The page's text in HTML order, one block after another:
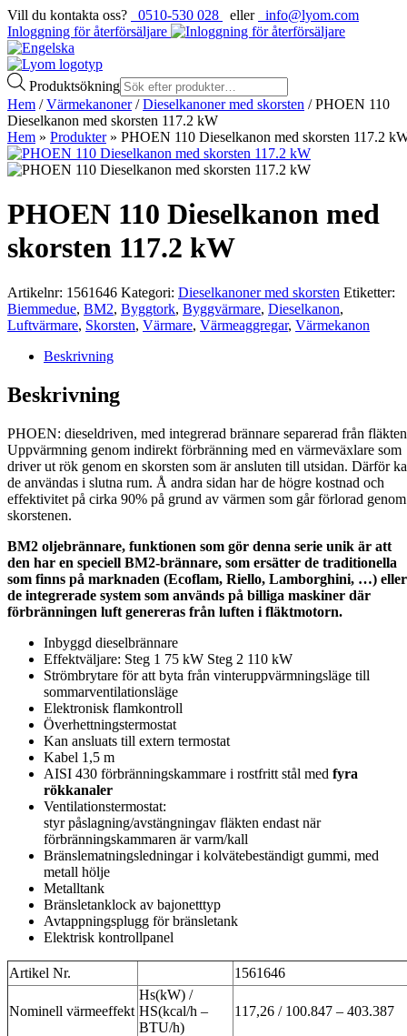
Vill du kontakta oss? 0510-530 028 eller
info@lyom.com
Inloggning för återförsäljare
Produktsökning
Hem /Värmekanoner/Dieselkanoner med skorsten / PHOEN 110
Dieselkanon med skorsten 117.2 kW
Hem » Produkter» PHOEN 110 Dieselkanon med skorsten 117.2
PHOEN 110 Dieselkanon med
skorsten 117.2 kW
Artikelnr: 1561646 Kategori: Dieselkanoner med skorsten Etiketter:
Biemmedue, BM2, Byggtork, Byggvärmare, Dieselkanon,
Luftvärmare, Skorsten, Värmare, Värmeaggregar, Värmekanon
Beskrivning
Beskrivning
PHOEN: dieseldriven, med integrerad brännare separerad från
Uppvärmning genom indirekt förbränning med en värmeväxlare som
driver ut rök genom en skorsten som är ansluten till utsidan. Därför
de användas i slutna rum. Å andra sidan har de högre kostnad och
effektivitet på cirka 90% på grund av värmen som går förlorad genom
skorstenen.
BM2 oljebrännare, funktionen som gör denna serie unik är att
den har en speciell BM2-brännare, som ersätter de traditionella
som finns på marknaden (Ecoflam, Riello, Lamborghini, …) eller
de integrerade system som används på billiga maskiner där
förbränningen luft genereras från luften i fläktmotorn.
Inbyggd dieselbrännare
Effektväljare: Steg 1 75 kW Steg 2 110 kW
Strömbrytare för att byta från vinteruppvärmningsläge till
sommarventilationsläge
Elektronisk flamkontroll
Överhettningstermostat
Kan ansluats till extern termostat
Kabel 1,5 m
AISI 430 förbränningskammare i rostfritt stål med fyra
rökkanaler
Ventilationstermostat:
styr påslagning/avstängningav fläkten endast när
förbränningskammaren är varm/kall
Bränslematningsledningar i kolvätebeständigt gummi, med
metall hölje
Metalltank
Bränsletanklock av bajonetttyp
Avtappningsplugg för bränsletank
Elektrisk kontrollpanel
Artikel Nr. 1561646
Nominell värmeeffekt
Hs(kW) /
HS(kcal/h –
BTU/h)
117,26 / 100.847 – 403.387